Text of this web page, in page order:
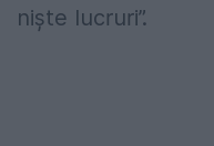
niște lucruri”.